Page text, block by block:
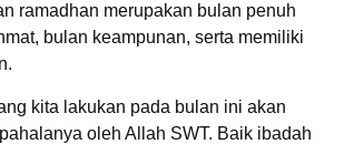
ramadhan merupakan bulan penuh
bulan keampunan, serta memiliki
kita lakukan pada bulan ini akan
oleh Allah SWT. Baik ibadah